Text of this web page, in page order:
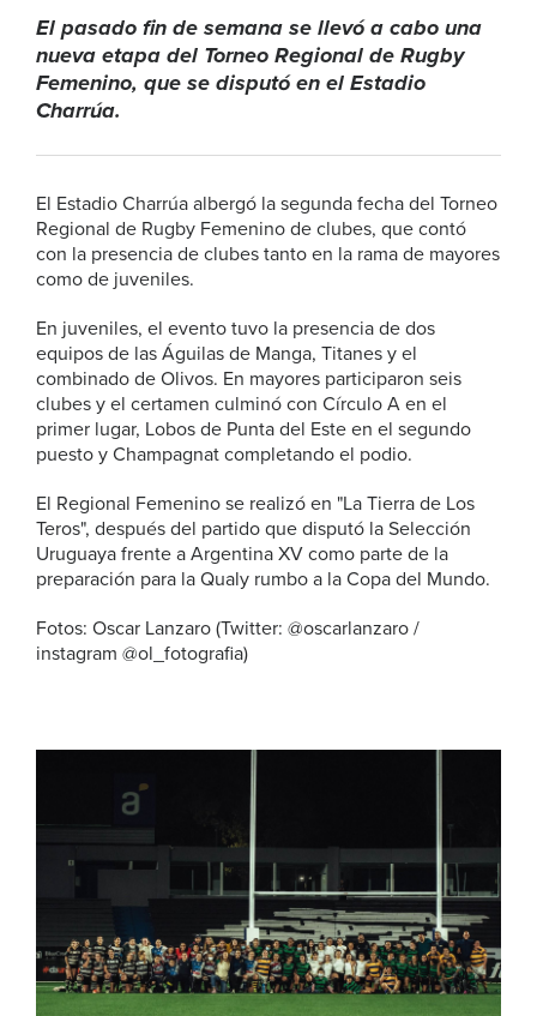
El pasado fin de semana se llevó a cabo una
nueva etapa del Torneo Regional de Rugby
Femenino, que se disputó en el Estadio
Charrúa.
El Estadio Charrúa albergó la segunda fecha del Torneo
Regional de Rugby Femenino de clubes, que contó
con la presencia de clubes tanto en la rama de mayores
como de juveniles.
En juveniles, el evento tuvo la presencia de dos
equipos de las Águilas de Manga, Titanes y el
combinado de Olivos. En mayores participaron seis
clubes y el certamen culminó con Círculo A en el
primer lugar, Lobos de Punta del Este en el segundo
puesto y Champagnat completando el podio.
El Regional Femenino se realizó en "La Tierra de Los
Teros", después del partido que disputó la Selección
Uruguaya frente a Argentina XV como parte de la
preparación para la Qualy rumbo a la Copa del Mundo.
Fotos: Oscar Lanzaro (Twitter: @oscarlanzaro /
instagram @ol_fotografia)